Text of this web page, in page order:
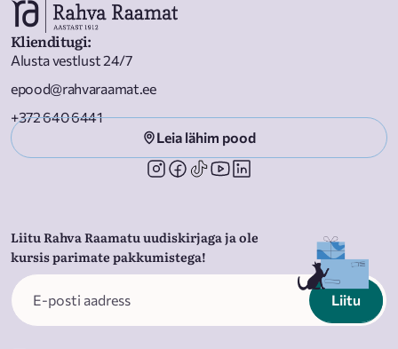
Klienditugi:
Alusta vestlust 24/7
epood@rahvaraamat.ee
+372 640 6441
Leia lähim pood
Liitu Rahva Raamatu uudiskirjaga ja ole
kursis parimate pakkumistega!
Liitu